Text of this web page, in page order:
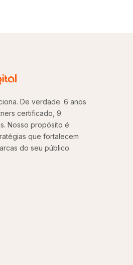
De verdade. 6 anos
certificado, 9
Nosso propósito é
que fortalecem
do seu público.